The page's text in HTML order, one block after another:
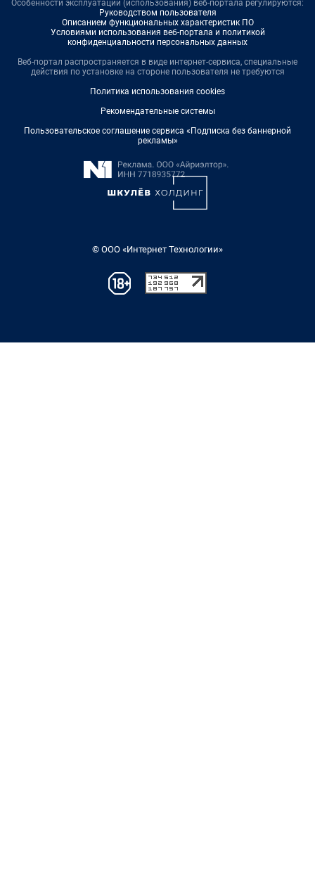
Особенности эксплуатации (использования) веб-портала регулируются:
Руководством пользователя
Описанием функциональных характеристик ПО
Условиями использования веб-портала и политикой
конфиденциальности персональных данных
Веб-портал распространяется в виде интернет-сервиса, специальные
действия по установке на стороне пользователя не требуются
Политика использования cookies
Рекомендательные системы
Пользовательское соглашение сервиса «Подписка без баннерной
рекламы»
© ООО «Интернет Технологии»